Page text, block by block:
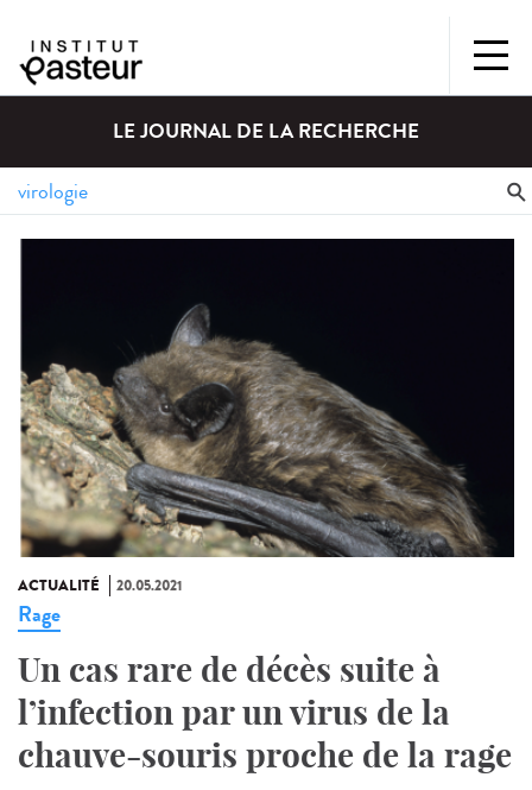
LE JOURNAL DE LA RECHERCHE
ACTUALITÉ 20.05.2021
Rage
Un cas rare de décès suite à
l’infection par un virus de la
chauve-souris proche de la rage